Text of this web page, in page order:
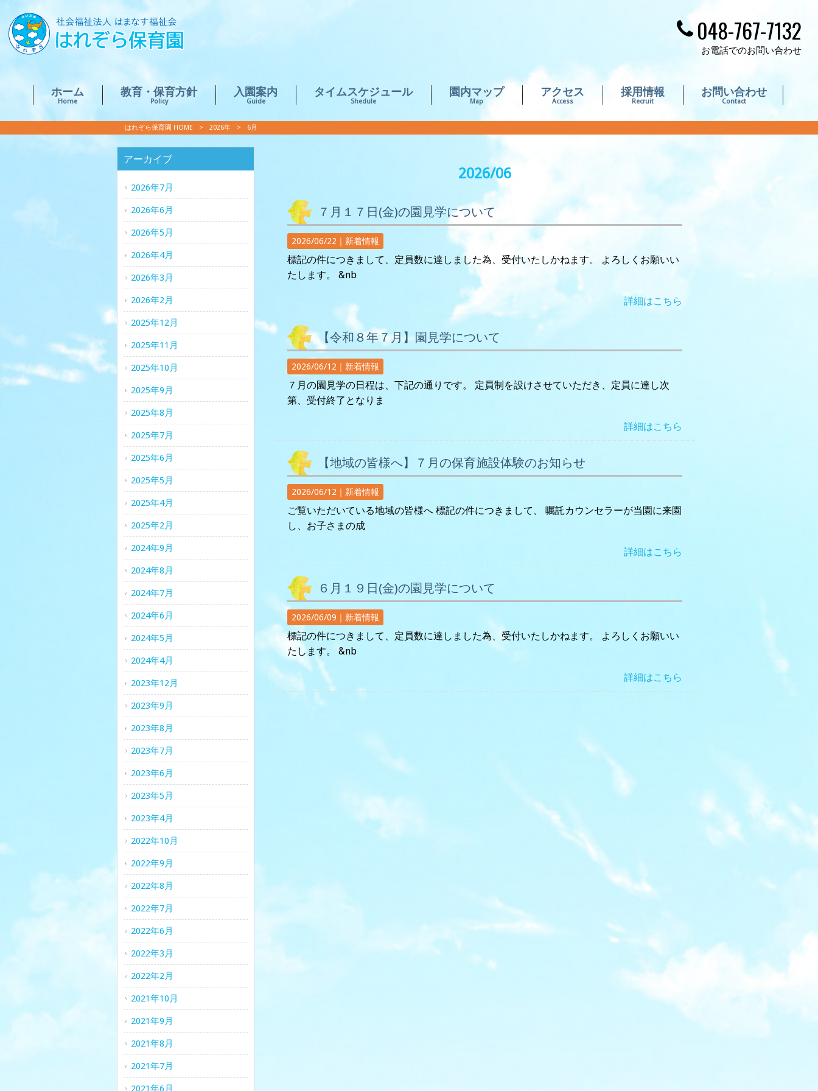
048-767-7132
お電話でのお問い合わせ
ホーム
Home
教育・保育方針
Policy
入園案内
Guide
タイムスケジュール
Shedule
園内マップ
Map
アクセス
Access
採用情報
Recruit
お問い合わせ
Contact
はれぞら保育園 HOME > 2026年 > 6月
2026/06
７月１７日(金)の園見学について
2026/06/22｜ 新着情報
標記の件につきまして、定員数に達しました為、受付いたしかねます。 よろしくお願いい
たします。 &nb
詳細はこちら
【令和８年７月】園見学について
2026/06/12｜ 新着情報
７月の園見学の日程は、下記の通りです。 定員制を設けさせていただき、定員に達し次
第、受付終了となりま
詳細はこちら
【地域の皆様へ】７月の保育施設体験のお知らせ
2026/06/12｜ 新着情報
ご覧いただいている地域の皆様へ 標記の件につきまして、 嘱託カウンセラーが当園に来園
し、お子さまの成
詳細はこちら
６月１９日(金)の園見学について
2026/06/09｜ 新着情報
標記の件につきまして、定員数に達しました為、受付いたしかねます。 よろしくお願いい
たします。 &nb
詳細はこちら
アーカイブ
2026年7月
2026年6月
2026年5月
2026年4月
2026年3月
2026年2月
2025年12月
2025年11月
2025年10月
2025年9月
2025年8月
2025年7月
2025年6月
2025年5月
2025年4月
2025年2月
2024年9月
2024年8月
2024年7月
2024年6月
2024年5月
2024年4月
2023年12月
2023年9月
2023年8月
2023年7月
2023年6月
2023年5月
2023年4月
2022年10月
2022年9月
2022年8月
2022年7月
2022年6月
2022年3月
2022年2月
2021年10月
2021年9月
2021年8月
2021年7月
2021年6月